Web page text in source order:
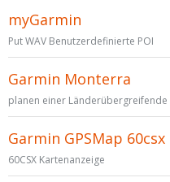
myGarmin
Put WAV Benutzerdefinierte POI
Garmin Monterra
planen einer Länderübergreifende
Garmin GPSMap 60csx
60CSX Kartenanzeige